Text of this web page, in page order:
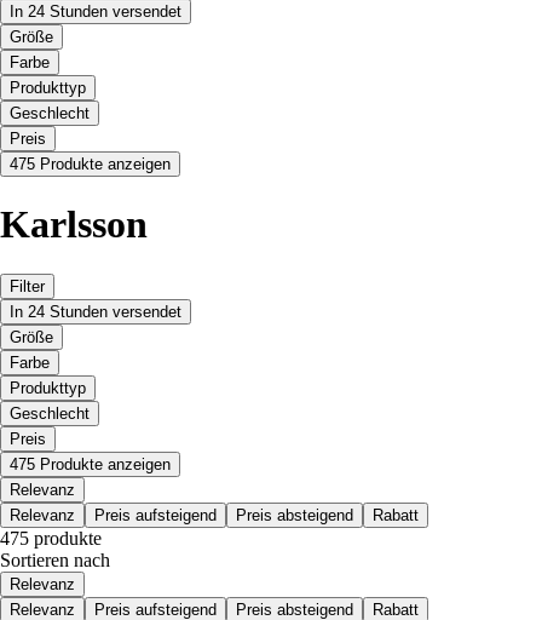
In 24 Stunden versendet
Größe
Farbe
Produkttyp
Geschlecht
Preis
475 Produkte anzeigen
Karlsson
Filter
In 24 Stunden versendet
Größe
Farbe
Produkttyp
Geschlecht
Preis
475 Produkte anzeigen
Relevanz
Relevanz
Preis aufsteigend Preis absteigend Rabatt
475 produkte
Sortieren nach
Relevanz
Relevanz
Preis aufsteigend Preis absteigend Rabatt